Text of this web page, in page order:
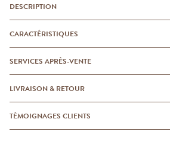
DESCRIPTION
CARACTÉRISTIQUES
SERVICES APRÈS-VENTE
LIVRAISON & RETOUR
TÉMOIGNAGES CLIENTS